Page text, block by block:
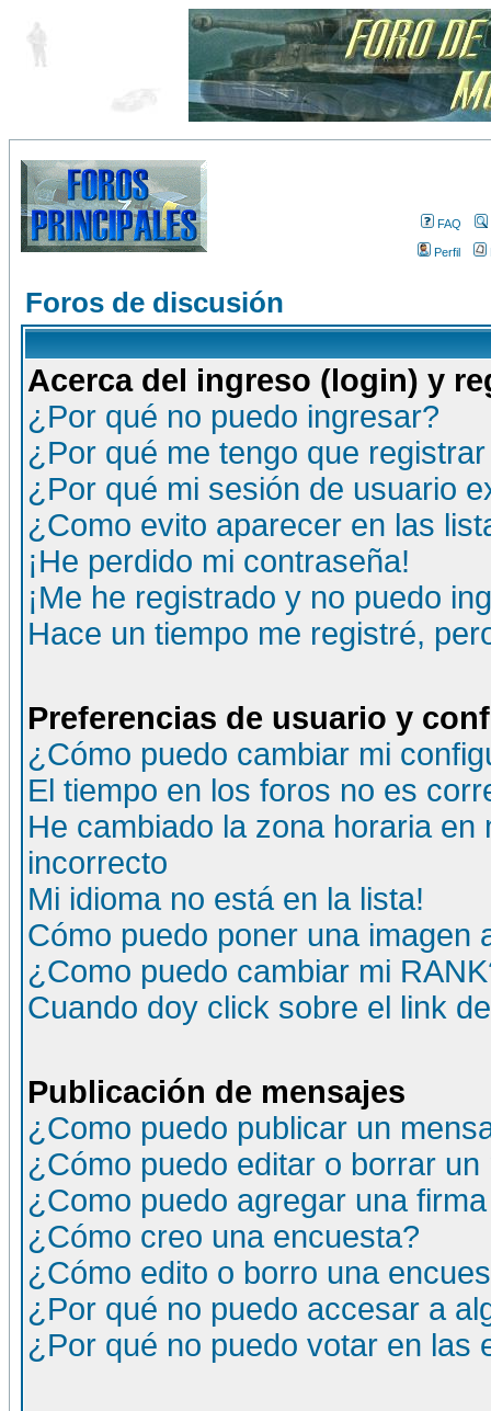
FAQ
Perfil
Foros de discusión
Acerca del ingreso (login) y
¿Por qué no puedo ingresar?
¿Por qué me tengo que
¿Por qué mi sesión de usuario
¿Como evito aparecer en las
¡He perdido mi contraseña!
¡Me he registrado y no puedo
Hace un tiempo me registré,
Preferencias de usuario y
¿Cómo puedo cambiar mi
El tiempo en los foros no es
He cambiado la zona horaria
incorrecto
Mi idioma no está en la lista!
Cómo puedo poner una imagen
¿Como puedo cambiar mi
Cuando doy click sobre el link
Publicación de mensajes
¿Como puedo publicar un
¿Cómo puedo editar o borrar un
¿Como puedo agregar una
¿Cómo creo una encuesta?
¿Cómo edito o borro una
¿Por qué no puedo accesar a
¿Por qué no puedo votar en las